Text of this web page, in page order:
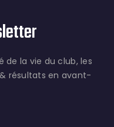
de la vie du club, les
résultats en avant-